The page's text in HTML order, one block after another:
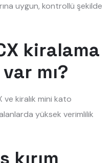
uygun, kontrollü şekilde
kiralama
mı?
ve kiralık mini kato
yüksek verimlilik